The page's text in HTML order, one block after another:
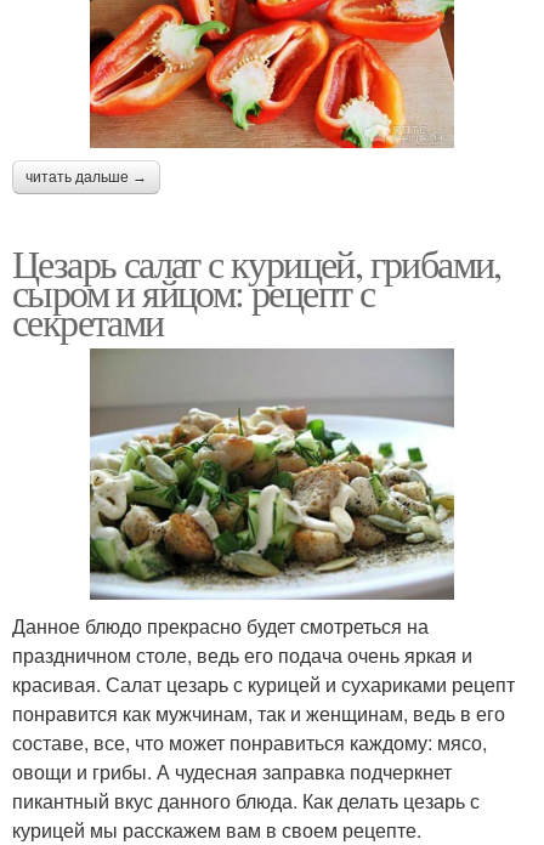
читать дальше →
Цезарь салат с курицей, грибами,
сыром и яйцом: рецепт с
секретами
Данное блюдо прекрасно будет смотреться на
праздничном столе, ведь его подача очень яркая и
красивая. Салат цезарь с курицей и сухариками рецепт
понравится как мужчинам, так и женщинам, ведь в его
составе, все, что может понравиться каждому: мясо,
овощи и грибы. А чудесная заправка подчеркнет
пикантный вкус данного блюда. Как делать цезарь с
курицей мы расскажем вам в своем рецепте.